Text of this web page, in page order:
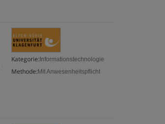
Kategorie: Informationstechnologie
Methode: Mit Anwesenheitspflicht